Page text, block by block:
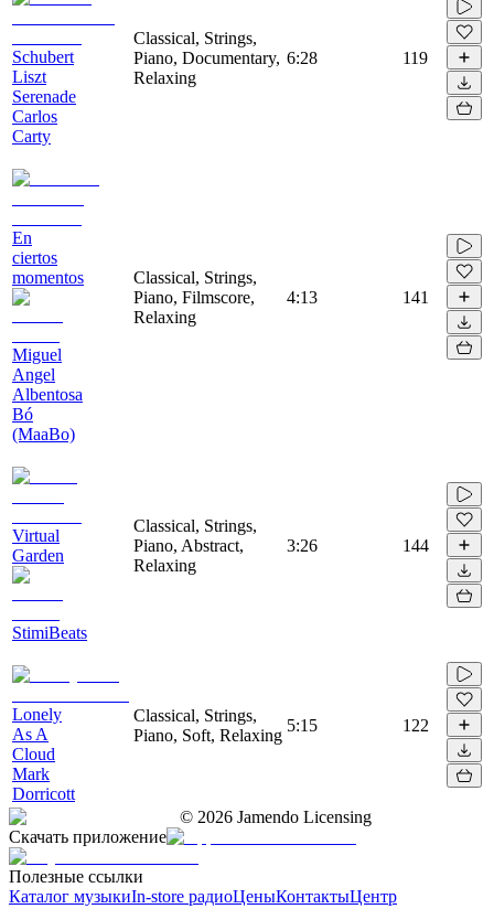
Schubert
Liszt
Serenade
Carlos
Carty
Classical, Strings,
Piano, Documentary,
Relaxing
6:28 119
En
ciertos
momentos
Miguel
Angel
Albentosa
Bó
(MaaBo)
Classical, Strings,
Piano, Filmscore,
Relaxing
4:13 141
Virtual
Garden
StimiBeats
Classical, Strings,
Piano, Abstract,
Relaxing
3:26 144
Lonely
As A
Cloud
Mark
Dorricott
Classical, Strings,
Piano, Soft, Relaxing
5:15 122
© 2026 Jamendo Licensing
Скачать приложение
Полезные ссылки
Каталог музыкиIn-store радиоЦеныКонтактыЦентр